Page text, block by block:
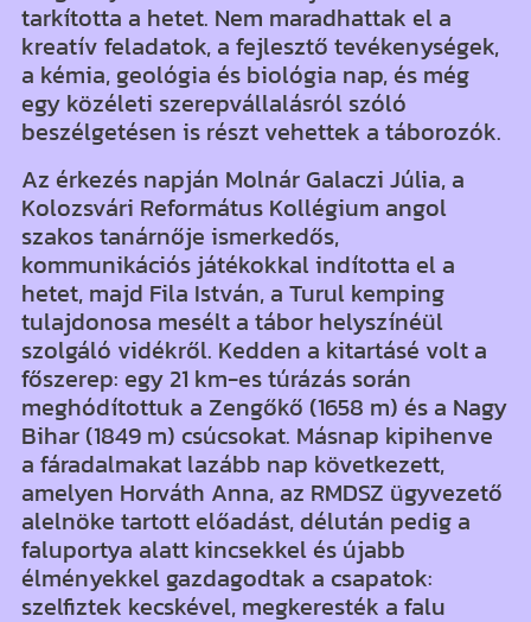
tarkította a hetet. Nem maradhattak el a
kreatív feladatok, a fejlesztő tevékenységek,
a kémia, geológia és biológia nap, és még
egy közéleti szerepvállalásról szóló
beszélgetésen is részt vehettek a táborozók.
Az érkezés napján Molnár Galaczi Júlia, a
Kolozsvári Református Kollégium angol
szakos tanárnője ismerkedős,
kommunikációs játékokkal indította el a
hetet, majd Fila István, a Turul kemping
tulajdonosa mesélt a tábor helyszínéül
szolgáló vidékről. Kedden a kitartásé volt a
főszerep: egy 21 km-es túrázás során
meghódítottuk a Zengőkő (1658 m) és a Nagy
Bihar (1849 m) csúcsokat. Másnap kipihenve
a fáradalmakat lazább nap következett,
amelyen Horváth Anna, az RMDSZ ügyvezető
alelnöke tartott előadást, délután pedig a
faluportya alatt kincsekkel és újabb
élményekkel gazdagodtak a csapatok:
szelfiztek kecskével, megkeresték a falu